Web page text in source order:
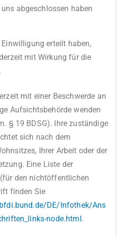
abgeschlossen haben
erteilt haben,
mit Wirkung für die
mit einer Beschwerde an
Aufsichtsbehörde wenden
§ 19 BDSG). Ihre zuständige
sich nach dem
Ihrer Arbeit oder der
Eine Liste der
den nichtöffentlichen
finden Sie
DE/Infothek/Ans
node.html.